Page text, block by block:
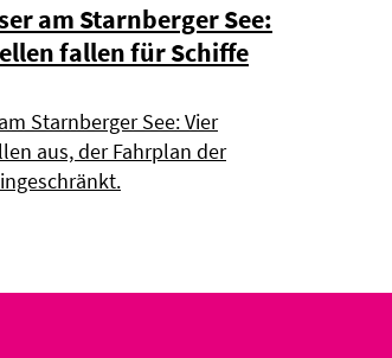
am Starnberger See:
fallen für Schiffe
Starnberger See: Vier
aus, der Fahrplan der